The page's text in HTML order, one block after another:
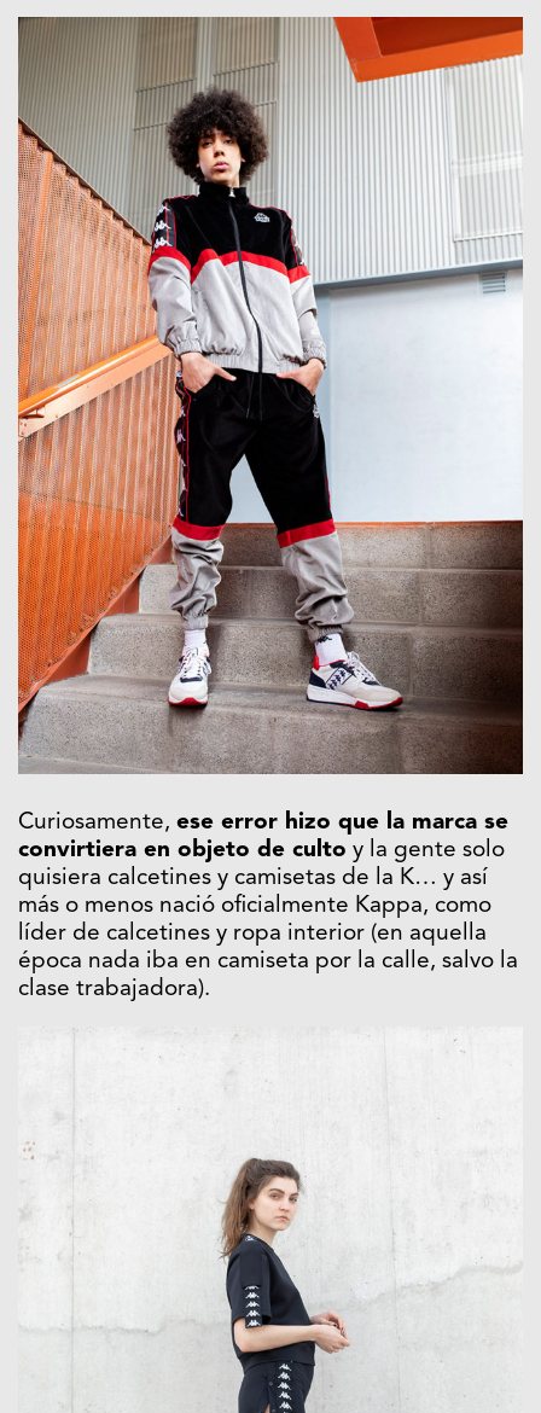
Curiosamente, ese error hizo que la marca se
convirtiera en objeto de culto y la gente solo
quisiera calcetines y camisetas de la K… y así
más o menos nació oficialmente Kappa, como
líder de calcetines y ropa interior (en aquella
época nada iba en camiseta por la calle, salvo la
clase trabajadora).